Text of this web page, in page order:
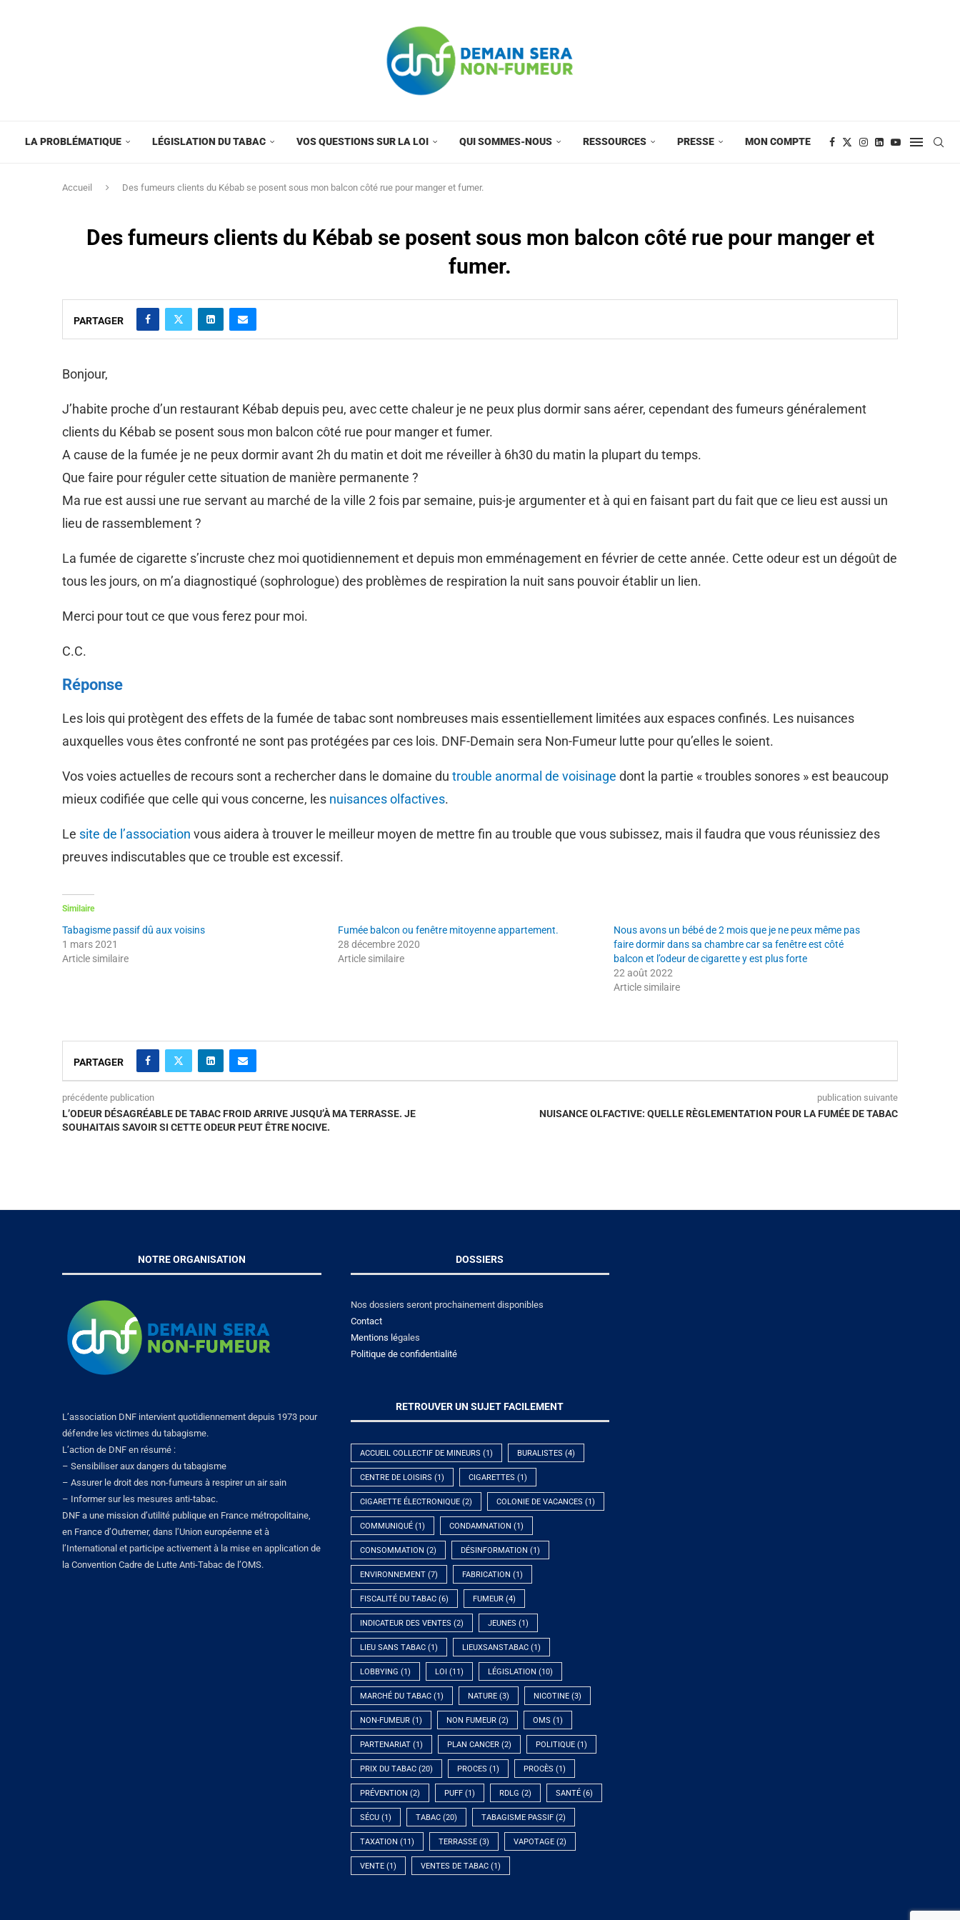
LA PROBLÉMATIQUE LÉGISLATION DU TABAC VOS QUESTIONS SUR LA LOI QUI SOMMES-NOUS RESSOURCES PRESSE MON COMPTE
Accueil Des fumeurs clients du Kébab se posent sous mon balcon côté rue pour manger et fumer.
Des fumeurs clients du Kébab se posent sous mon balcon côté rue pour manger et
fumer.
PARTAGER
Bonjour,
J’habite proche d’un restaurant Kébab depuis peu, avec cette chaleur je ne peux plus dormir sans aérer, cependant des fumeurs généralement
clients du Kébab se posent sous mon balcon côté rue pour manger et fumer.
A cause de la fumée je ne peux dormir avant 2h du matin et doit me réveiller à 6h30 du matin la plupart du temps.
Que faire pour réguler cette situation de manière permanente ?
Ma rue est aussi une rue servant au marché de la ville 2 fois par semaine, puis-je argumenter et à qui en faisant part du fait que ce lieu est aussi un
lieu de rassemblement ?
La fumée de cigarette s’incruste chez moi quotidiennement et depuis mon emménagement en février de cette année. Cette odeur est un dégoût de
tous les jours, on m’a diagnostiqué (sophrologue) des problèmes de respiration la nuit sans pouvoir établir un lien.
Merci pour tout ce que vous ferez pour moi.
C.C.
Réponse
Les lois qui protègent des effets de la fumée de tabac sont nombreuses mais essentiellement limitées aux espaces confinés. Les nuisances
auxquelles vous êtes confronté ne sont pas protégées par ces lois. DNF-Demain sera Non-Fumeur lutte pour qu’elles le soient.
Vos voies actuelles de recours sont a rechercher dans le domaine du trouble anormal de voisinage dont la partie « troubles sonores » est beaucoup
mieux codifiée que celle qui vous concerne, les nuisances olfactives.
Le site de l’association vous aidera à trouver le meilleur moyen de mettre fin au trouble que vous subissez, mais il faudra que vous réunissiez des
preuves indiscutables que ce trouble est excessif.
Similaire
Tabagisme passif dû aux voisins
1 mars 2021
Article similaire
Fumée balcon ou fenêtre mitoyenne appartement.
28 décembre 2020
Article similaire
Nous avons un bébé de 2 mois que je ne peux même pas
faire dormir dans sa chambre car sa fenêtre est côté
balcon et l’odeur de cigarette y est plus forte
22 août 2022
Article similaire
PARTAGER
précédente publication
L’ODEUR DÉSAGRÉABLE DE TABAC FROID ARRIVE JUSQU’À MA TERRASSE. JE
SOUHAITAIS SAVOIR SI CETTE ODEUR PEUT ÊTRE NOCIVE.
publication suivante
NUISANCE OLFACTIVE: QUELLE RÈGLEMENTATION POUR LA FUMÉE DE TABAC
NOTRE ORGANISATION
L’association DNF intervient quotidiennement depuis 1973 pour
défendre les victimes du tabagisme.
L’action de DNF en résumé :
– Sensibiliser aux dangers du tabagisme
– Assurer le droit des non-fumeurs à respirer un air sain
– Informer sur les mesures anti-tabac.
DNF a une mission d’utilité publique en France métropolitaine,
en France d’Outremer, dans l’Union européenne et à
l’International et participe activement à la mise en application de
la Convention Cadre de Lutte Anti-Tabac de l’OMS.
DOSSIERS
Nos dossiers seront prochainement disponibles
Contact
Mentions légales
Politique de confidentialité
RETROUVER UN SUJET FACILEMENT
ACCUEIL COLLECTIF DE MINEURS (1) BURALISTES (4)
CENTRE DE LOISIRS (1) CIGARETTES (1)
CIGARETTE ÉLECTRONIQUE(2) COLONIE DE VACANCES (1)
COMMUNIQUÉ(1) CONDAMNATION (1)
CONSOMMATION (2) DÉSINFORMATION (1)
ENVIRONNEMENT(7) FABRICATION (1)
FISCALITÉ DU TABAC(6) FUMEUR(4)
INDICATEUR DES VENTES (2) JEUNES (1)
LIEU SANS TABAC(1) LIEUXSANSTABAC(1)
LOBBYING (1) LOI (11) LÉGISLATION (10)
MARCHÉ DU TABAC(1) NATURE(3) NICOTINE(3)
NON-FUMEUR(1) NON FUMEUR(2) OMS (1)
PARTENARIAT(1) PLAN CANCER(2) POLITIQUE(1)
PRIX DU TABAC(20) PROCES (1) PROCÈS (1)
PRÉVENTION (2) PUFF(1) RDLG (2) SANTÉ(6)
SÉCU(1) TABAC(20) TABAGISME PASSIF(2)
TAXATION (11) TERRASSE(3) VAPOTAGE(2)
VENTE(1) VENTES DE TABAC(1)